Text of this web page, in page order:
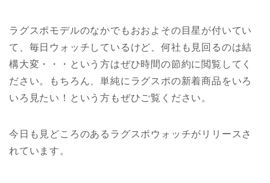
ラグスポモデルのなかでもおおよその目星が付いてい
て、毎日ウォッチしているけど、何社も見回るのは結
構大変・・・という方はぜひ時間の節約に閲覧してく
ださい。もちろん、単純にラグスポの新着商品をいろ
いろ見たい！という方もぜひご覧ください。
今日も見どころのあるラグスポウォッチがリリースさ
れています。